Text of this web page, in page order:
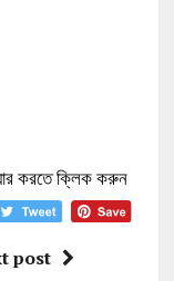
করতে ক্লিক করুন
post